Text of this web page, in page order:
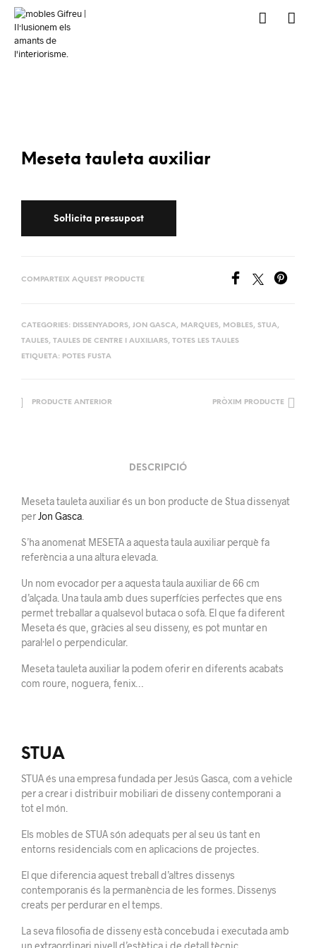
Meseta tauleta auxiliar
COMPARTEIX AQUEST PRODUCTE
CATEGORIES: DISSENYADORS, JON GASCA, MARQUES, MOBLES, STUA,
TAULES, TAULES DE CENTRE I AUXILIARS, TOTES LES TAULES
ETIQUETA: POTES FUSTA
PRODUCTE ANTERIOR PRÒXIM PRODUCTE
DESCRIPCIÓ
Meseta tauleta auxiliar és un bon producte de Stua dissenyat
perJon Gasca
S’ha anomenat MESETA a aquesta taula auxiliar perquè fa
referència a una altura elevada.
Un nom evocador per a aquesta taula auxiliar de 66 cm
d’alçada. Una taula amb dues superfícies perfectes que ens
permet treballar a qualsevol butaca o sofà. El que fa diferent
Meseta és que, gràcies al seu disseny, es pot muntar en
paral·lel o perpendicular.
Meseta tauleta auxiliar la podem oferir en diferents acabats
com roure, noguera, fenix…
STUA
STUA és una empresa fundada per Jesús Gasca, com a vehicle
per a crear i distribuir mobiliari de disseny contemporani a
tot el món.
Els mobles de STUA són adequats per al seu ús tant en
entorns residencials com en aplicacions de projectes.
El que diferencia aquest treball d’altres dissenys
contemporanis és la permanència de les formes. Dissenys
creats per perdurar en el temps.
La seva filosofia de disseny està concebuda i executada amb
un extraordinari nivell d’estètica i de detall tècnic.